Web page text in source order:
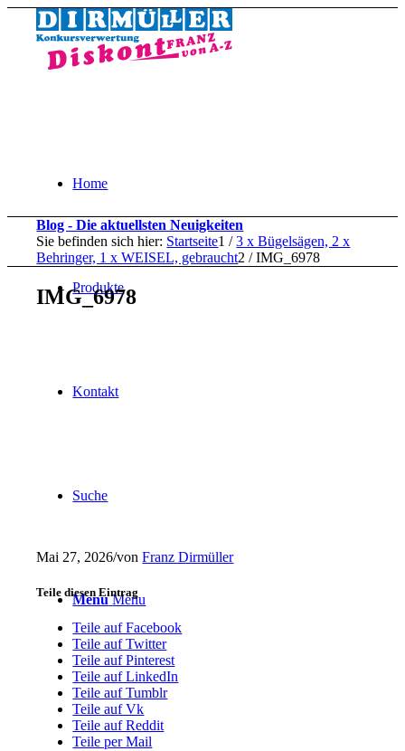
Home
Produkte
Kontakt
Suche
Menu Menu
Blog - Die aktuellsten Neuigkeiten
Sie befinden sich hier: Startseite1 / 3 x Bügelsägen, 2 x
Behringer, 1 x WEISEL, gebraucht2 / IMG_6978
IMG_6978
Mai 27, 2026/vonFranz Dirmüller
Teile diesen Eintrag
Teile auf Facebook
Teile auf Twitter
Teile auf Pinterest
Teile auf LinkedIn
Teile auf Tumblr
Teile auf Vk
Teile auf Reddit
Teile per Mail